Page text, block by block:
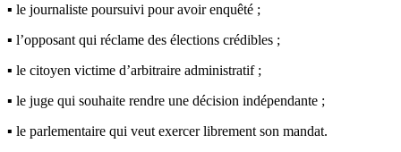
▪️ le journaliste poursuivi pour avoir enquêté ;
▪️ l’opposant qui réclame des élections crédibles ;
▪️ le citoyen victime d’arbitraire administratif ;
▪️ le juge qui souhaite rendre une décision indépendante ;
▪️ le parlementaire qui veut exercer librement son mandat.